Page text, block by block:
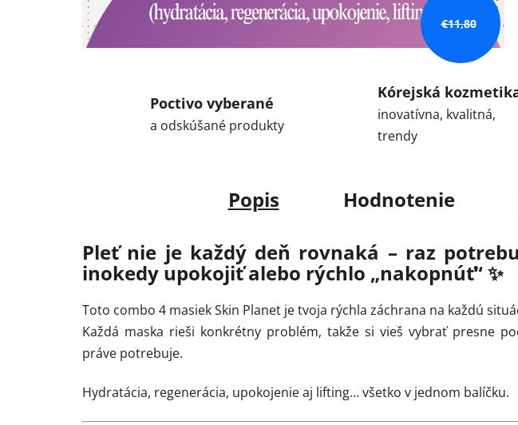
€11,80
Poctivo vyberané
a odskúšané produkty
Kórejská
inovatívna, kvalitná,
trendy
Popis Hodnotenie
Pleť nie je každý deň rovnaká – raz
inokedy upokojiť alebo rýchlo „nakopnúť“ ✨
Toto combo 4 masiek Skin Planet je tvoja rýchla záchrana na každú
Každá maska rieši konkrétny problém, takže si vieš vybrať presne
práve potrebuje.
Hydratácia, regenerácia, upokojenie aj lifting… všetko v jednom balíčku.